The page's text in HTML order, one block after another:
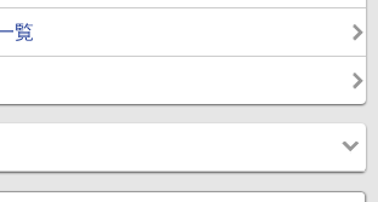
覧